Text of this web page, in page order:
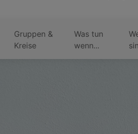
Gruppen &
Kreise
Was tun
wenn...